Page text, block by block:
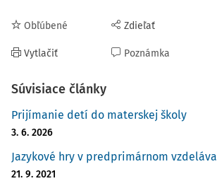
Obľúbené
Vytlačiť
Zdieľať
Poznámka
Súvisiace články
Prijímanie detí do materskej školy
3. 6. 2026
Jazykové hry v predprimárnom
21. 9. 2021